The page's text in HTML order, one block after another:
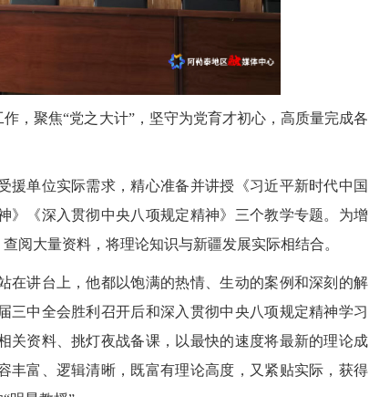
聚焦“党之大计”，坚守为党育才初心，高质量完成各
单位实际需求，精心准备并讲授《习近平新时代中国
《深入贯彻中央八项规定精神》三个教学专题。为增
阅大量资料，将理论知识与新疆发展实际相结合。
讲台上，他都以饱满的热情、生动的案例和深刻的解
中全会胜利召开后和深入贯彻中央八项规定精神学习
关资料、挑灯夜战备课，以最快的速度将最新的理论成
丰富、逻辑清晰，既富有理论高度，又紧贴实际，获得